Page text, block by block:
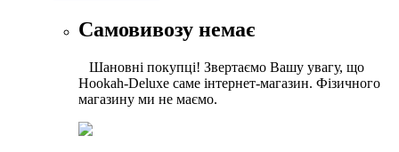
Самовивозу немає
Шановні покупці! Звертаємо Вашу увагу, що
Hookah-Deluxe саме інтернет-магазин. Фізичного
магазину ми не маємо.